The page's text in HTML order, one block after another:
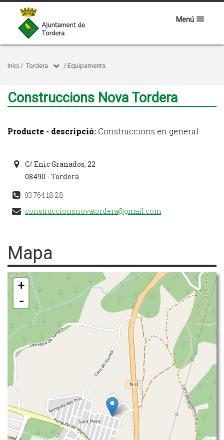
Menú
Inici / Tordera / Equipaments
Construccions Nova Tordera
Producte - descripció: Construccions en general.
C/ Enic Granados, 22
08490 - Tordera
93 764 18 28
construccionsnovatordera@gmail.com
Mapa
+
-